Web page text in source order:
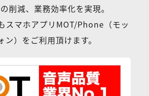
削減、業務効率化を実現。
スマホアプリMOT/Phone（モッ
ン）をご利用頂けます。